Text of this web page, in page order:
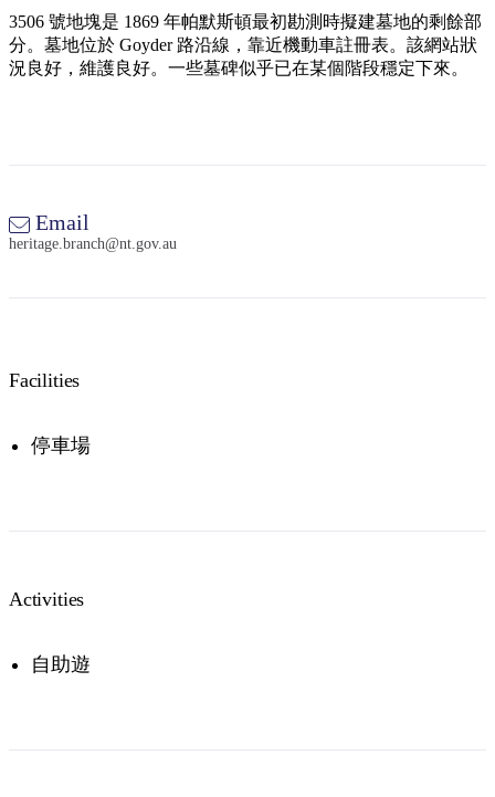
按
規
劃
您
規
劃
工
3506 號地塊是 1869 年帕默斯頓最初勘測時擬建墓地的剩餘部
分。墓地位於 Goyder 路沿線，靠近機動車註冊表。該網站狀
況良好，維護良好。一些墓碑似乎已在某個階段穩定下來。
Email
heritage.branch@nt.gov.au
Facilities
停車場
Activities
自助遊